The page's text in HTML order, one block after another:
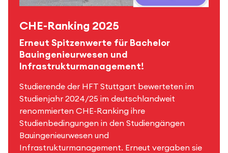
CHE-Ranking 2025
Erneut Spitzenwerte für Bachelor
Bauingenieurwesen und
Infrastrukturmanagement!
Studierende der HFT Stuttgart bewerteten im
Studienjahr 2024/25 im deutschlandweit
renommierten CHE-Ranking ihre
Studienbedingungen in den Studiengängen
Bauingenieurwesen und
Infrastrukturmanagement. Erneut vergaben sie